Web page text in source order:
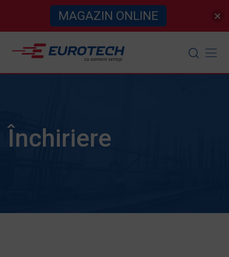
Închiriere
MAGAZIN ONLINE